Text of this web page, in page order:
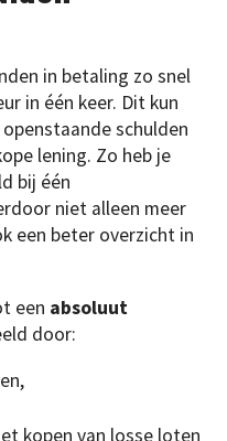
in betaling zo snel
in één keer. Dit kun
schulden
lening. Zo heb je
bij één
niet alleen meer
een beter overzicht in
een absoluut
door:
kopen van losse loten